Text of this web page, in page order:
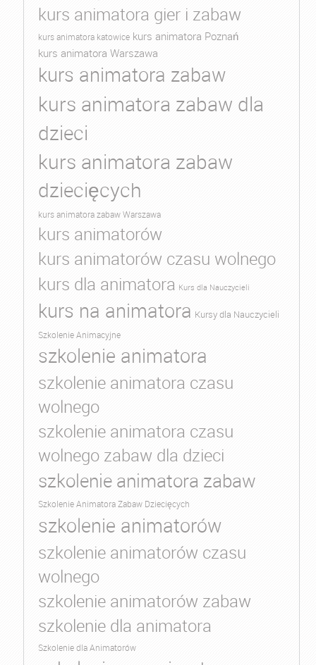
kurs animatora gier i zabaw
kurs animatora katowice kurs animatora Poznań
kurs animatora Warszawa
kurs animatora zabaw
kurs animatora zabaw dla
dzieci
kurs animatora zabaw
dziecięcych
kurs animatora zabaw Warszawa
kurs animatorów
kurs animatorów czasu wolnego
kurs dla animatora Kurs dla Nauczycieli
kurs na animatora Kursy dla Nauczycieli
Szkolenie Animacyjne
szkolenie animatora
szkolenie animatora czasu
wolnego
szkolenie animatora czasu
wolnego zabaw dla dzieci
szkolenie animatora zabaw
Szkolenie Animatora Zabaw Dziecięcych
szkolenie animatorów
szkolenie animatorów czasu
wolnego
szkolenie animatorów zabaw
szkolenie dla animatora
Szkolenie dla Animatorów